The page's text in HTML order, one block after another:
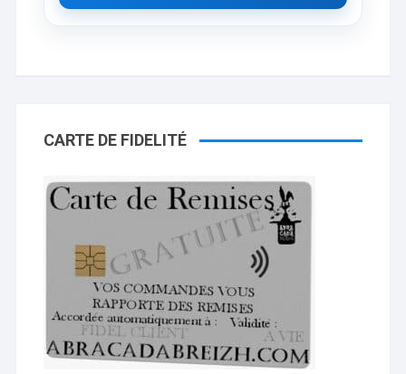
CARTE DE FIDELITÉ